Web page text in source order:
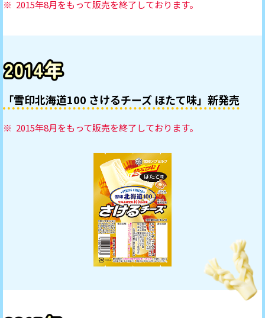
2015年8月をもって販売を終了しております。
「雪印北海道100 さけるチーズ ほたて味」新発売
2015年8月をもって販売を終了しております。